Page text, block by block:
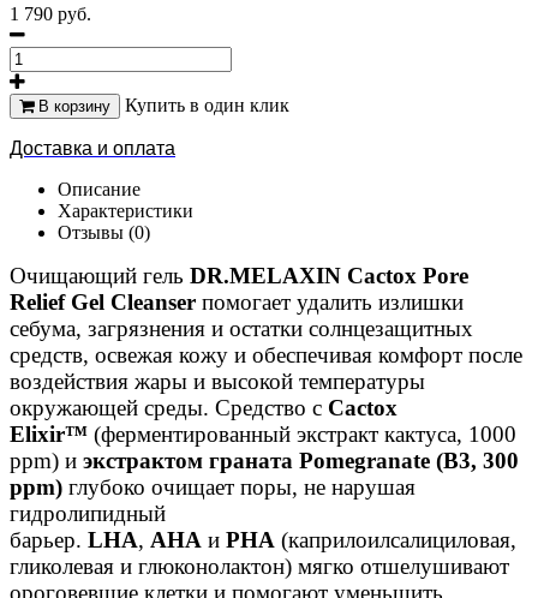
1 790 руб.
В корзину Купить в один клик
Доставка и оплата
Описание
Характеристики
Отзывы (0)
Очищающий гель DR.MELAXIN Cactox Pore
Relief Gel Cleanser помогает удалить излишки
себума, загрязнения и остатки солнцезащитных
средств, освежая кожу и обеспечивая комфорт после
воздействия жары и высокой температуры
окружающей среды. Средство с Cactox
Elixir™ (ферментированный экстракт кактуса, 1000
ppm) и экстрактом граната Pomegranate (B3, 300
ppm) глубоко очищает поры, не нарушая
гидролипидный
барьер. LHA, AHA и PHA (каприлоилсалициловая,
гликолевая и глюконолактон) мягко отшелушивают
ороговевшие клетки и помогают уменьшить